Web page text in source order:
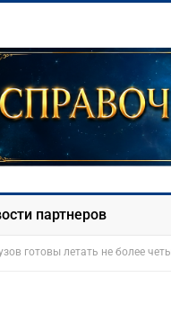
партнеров
готовы летать не более